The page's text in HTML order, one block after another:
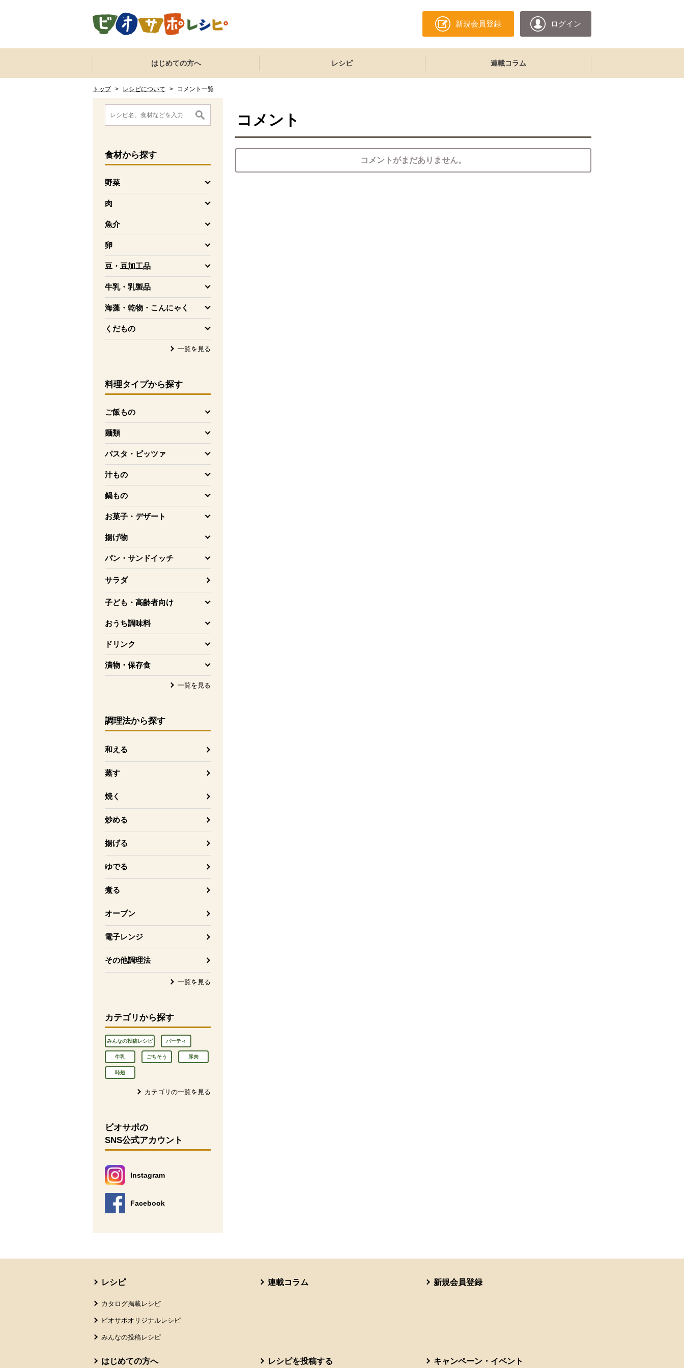
新規会員登録 ログイン
ここからサイト内共通メニューです。
サイト内共通メニューをスキップする
はじめての方へ レシピ 連載コラム
トップ > レシピについて > コメント一覧
ここから消費材検索メニューです。
食材から探す
野菜
を開く
肉
を開く
魚介
を開く
卵
を開く
豆・豆加工品
を開く
牛乳・乳製品
を開く
海藻・乾物・こんにゃく
を開く
くだもの
を開く
一覧を見る
料理タイプから探す
ご飯もの
を開く
麺類
を開く
パスタ・ピッツァ
を開く
汁もの
を開く
鍋もの
を開く
お菓子・デザート
を開く
揚げ物
を開く
パン・サンドイッチ
を開く
サラダ
子ども・高齢者向け
を開く
おうち調味料
を開く
ドリンク
を開く
漬物・保存食
を開く
一覧を見る
調理法から探す
和える
蒸す
焼く
炒める
揚げる
ゆでる
煮る
オーブン
電子レンジ
その他調理法
一覧を見る
カテゴリから探す
みんなの投稿レシピ パーティ
牛乳 ごちそう 豚肉
時短
カテゴリの一覧を見る
消費材検索メニューここまで。
ここから本文です。
ビオサポの
SNS公式アカウント
Instagram
別のウィンドウで開きます。
Facebook
別のウィンドウで開きます。
コメント
コメントがまだありません。
レシピ
カタログ掲載レシピ
ビオサポオリジナルレシピ
みんなの投稿レシピ
連載コラム 新規会員登録
はじめての方へ レシピを投稿する キャンペーン・イベント